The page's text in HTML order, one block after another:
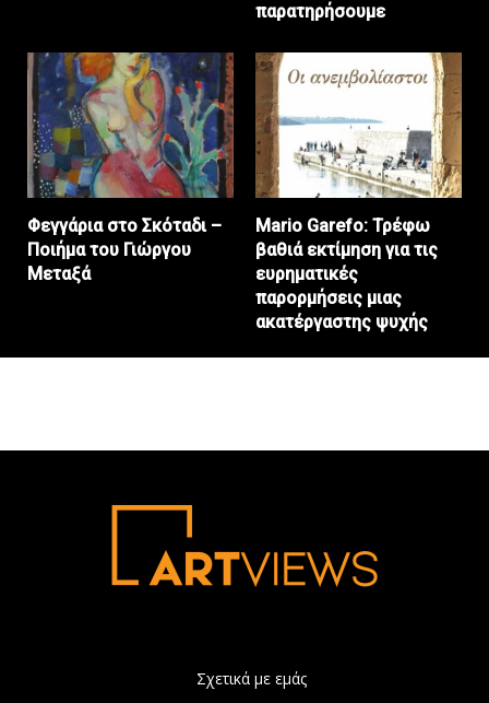
παρατηρήσουμε
Φεγγάρια στο Σκόταδι –
Ποιήμα του Γιώργου
Μεταξά
Mario Garefo: Τρέφω
βαθιά εκτίμηση για τις
ευρηματικές
παρορμήσεις μιας
ακατέργαστης ψυχής
Σχετικά με εμάς